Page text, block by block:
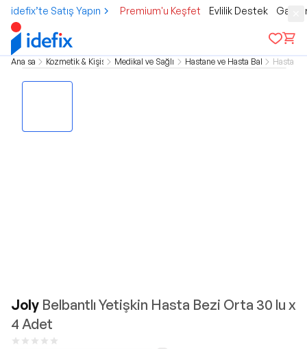
idefix’te Satış Yapın Premium'u Keşfet Evlilik Destek
Ana sayfa Kozmetik & Kişisel BakımMedikal ve Sağlık ÜrünleriHastane ve Hasta Bakım Ürünleri
Hasta
Joly Belbantlı Yetişkin Hasta Bezi Orta 30 lu x
4 Adet